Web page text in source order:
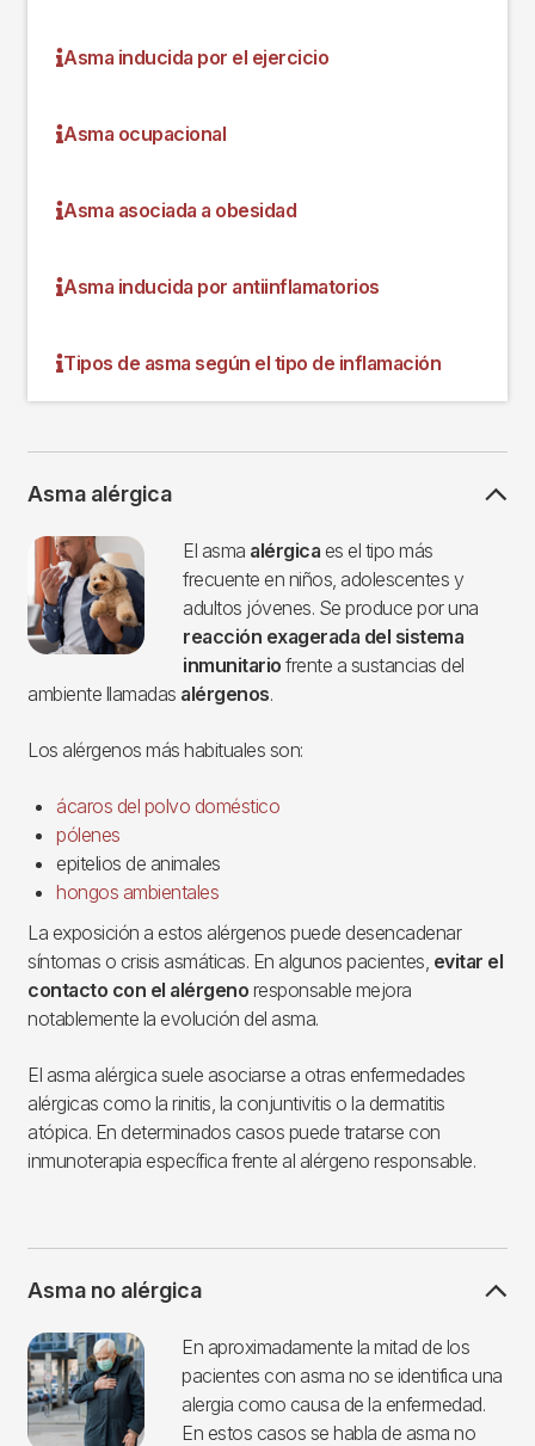
Asma inducida por el ejercicio
Asma ocupacional
Asma asociada a obesidad
Asma inducida por antiinflamatorios
Tipos de asma según el tipo de inflamación
Asma alérgica
Imagen El asma alérgica es el tipo más
frecuente en niños, adolescentes y
adultos jóvenes. Se produce por una
reacción exagerada del sistema
inmunitario frente a sustancias del
ambiente llamadas alérgenos.
Los alérgenos más habituales son:
ácaros del polvo doméstico
pólenes
epitelios de animales
hongos ambientales
La exposición a estos alérgenos puede desencadenar
síntomas o crisis asmáticas. En algunos pacientes, evitar el
contacto con el alérgeno responsable mejora
notablemente la evolución del asma.
El asma alérgica suele asociarse a otras enfermedades
alérgicas como la rinitis, la conjuntivitis o la dermatitis
atópica. En determinados casos puede tratarse con
inmunoterapia específica frente al alérgeno responsable.
Asma no alérgica
Imagen
En aproximadamente la mitad de los
pacientes con asma no se identifica una
alergia como causa de la enfermedad.
En estos casos se habla de asma no